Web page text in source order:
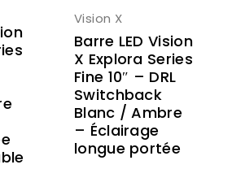
Vision X
Barre LED Vision
X Explora Series
Fine 10″ – DRL
Switchback
Blanc / Ambre
– Éclairage
longue portée